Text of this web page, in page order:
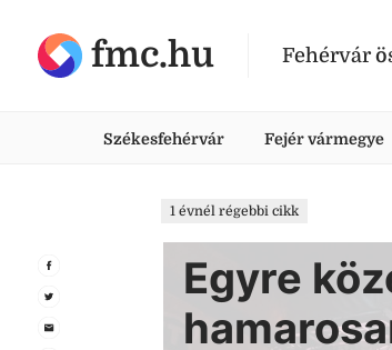
fmc.hu Fehérvár
Székesfehérvár Fejér vármegye
1 évnél régebbi cikk
Egyre